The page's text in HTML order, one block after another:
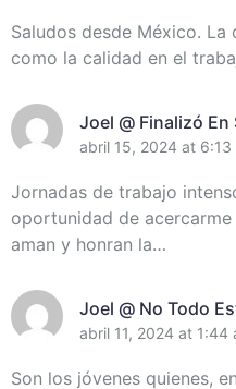
Saludos desde México.
como la calidad en el
Joel @ Finalizó En Santiago De Cuba Encuentro
De Miembros Del
abril 15, 2024 at 6:13
Jornadas de trabajo
oportunidad de
aman y honran la…
Joel @ No
abril 11, 2024 at 1:44
Son los jóvenes quienes,